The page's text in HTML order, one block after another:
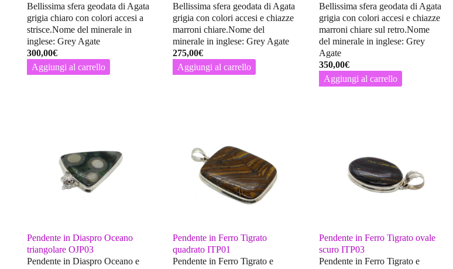
Bellissima sfera geodata di Agata
grigia chiaro con colori accesi a
strisce.Nome del minerale in
inglese: Grey Agate
300,00€
Aggiungi al carrello
Bellissima sfera geodata di Agata
grigia con colori accesi e chiazze
marroni chiare.Nome del
minerale in inglese: Grey Agate
275,00€
Aggiungi al carrello
Bellissima sfera geodata di Agata
grigia con colori accesi e chiazze
marroni chiare sul retro.Nome
del minerale in inglese: Grey
Agate
350,00€
Aggiungi al carrello
Pendente in Diaspro Oceano
triangolare OJP03
Pendente in Diaspro Oceano e
Pendente in Ferro Tigrato
quadrato ITP01
Pendente in Ferro Tigrato e
Pendente in Ferro Tigrato ovale
scuro ITP03
Pendente in Ferro Tigrato e